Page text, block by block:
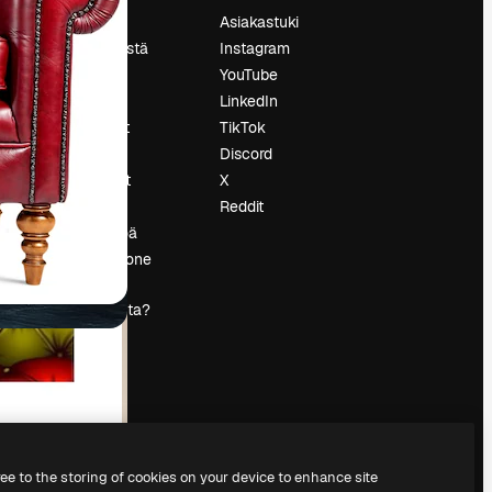
Hinnoittelu
Tietoja meistä
Reviews
Urat
Hakutrendit
Blogi
Tapahtumat
Slidesgo
Myy sisältöä
Lehdistöhuone
magnific.ai:ta?
Asiakastuki
Instagram
YouTube
LinkedIn
TikTok
Discord
X
Reddit
to the storing of cookies on your device to enhance site